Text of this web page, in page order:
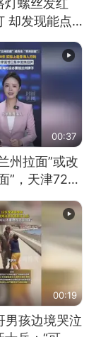
却发现能点
人：已报警
00:37
州拉面”或改
”，天津72家
更换招牌
00:19
男孩边境哭泣